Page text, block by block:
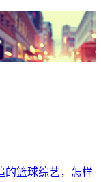
的篮球综艺，怎样